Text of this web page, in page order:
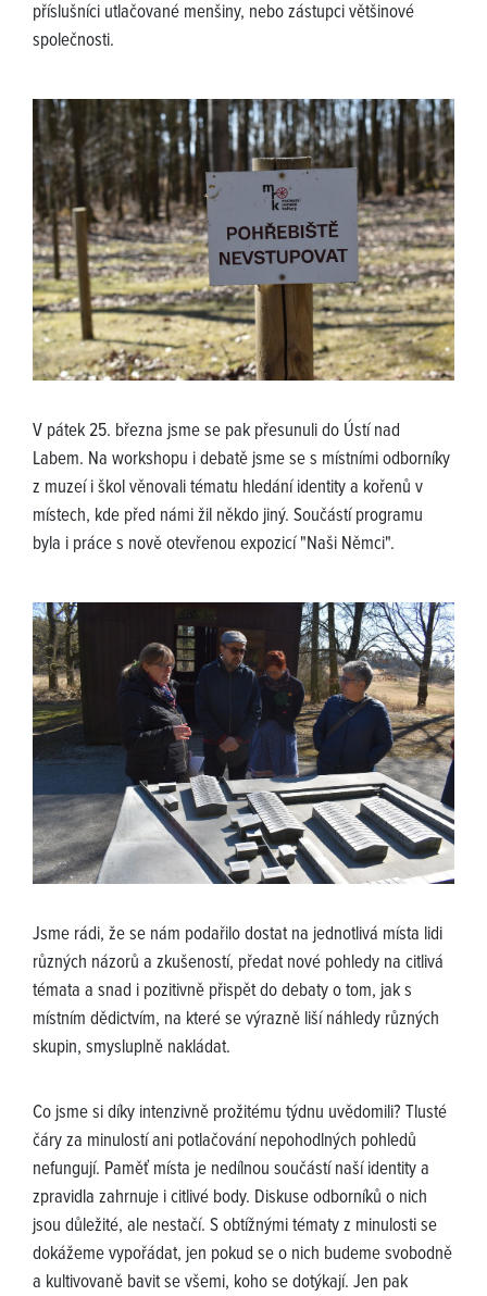
příslušníci utlačované menšiny, nebo zástupci většinové
společnosti.
V pátek 25. března jsme se pak přesunuli do Ústí nad
Labem. Na workshopu i debatě jsme se s místními odborníky
z muzeí i škol věnovali tématu hledání identity a kořenů v
místech, kde před námi žil někdo jiný. Součástí programu
byla i práce s nově otevřenou expozicí "Naši Němci".
Jsme rádi, že se nám podařilo dostat na jednotlivá místa lidi
různých názorů a zkušeností, předat nové pohledy na citlivá
témata a snad i pozitivně přispět do debaty o tom, jak s
místním dědictvím, na které se výrazně liší náhledy různých
skupin, smysluplně nakládat.
Co jsme si díky intenzivně prožitému týdnu uvědomili? Tlusté
čáry za minulostí ani potlačování nepohodlných pohledů
nefungují. Paměť místa je nedílnou součástí naší identity a
zpravidla zahrnuje i citlivé body. Diskuse odborníků o nich
jsou důležité, ale nestačí. S obtížnými tématy z minulosti se
dokážeme vypořádat, jen pokud se o nich budeme svobodně
a kultivovaně bavit se všemi, koho se dotýkají. Jen pak